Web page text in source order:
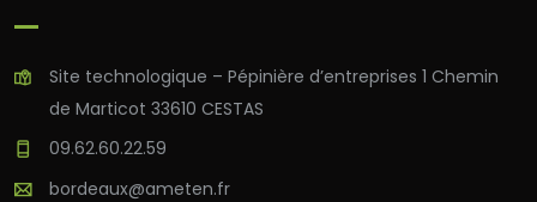
Site technologique – Pépinière d’entreprises 1 Chemin
de Marticot 33610 CESTAS
09.62.60.22.59
bordeaux@ameten.fr